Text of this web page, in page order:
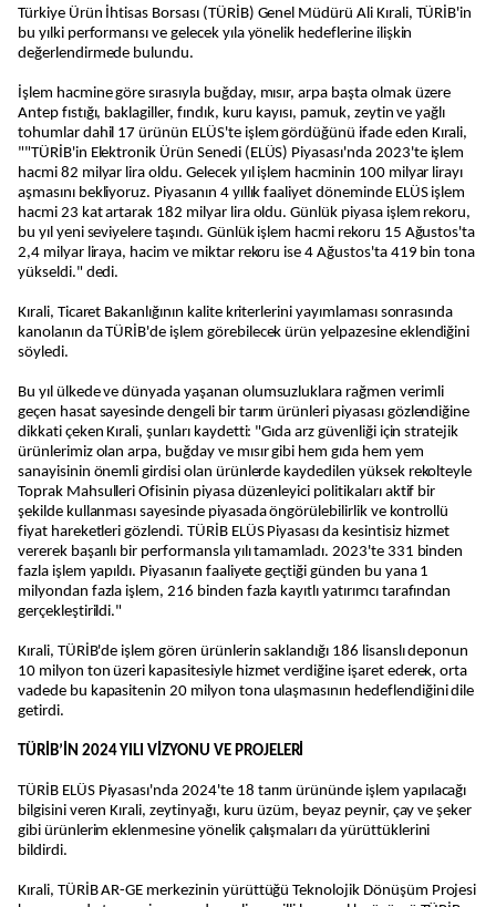
Türkiye Ürün İhtisas Borsası (TÜRİB) Genel Müdürü Ali Kırali, TÜRİB'in
bu yılki performansı ve gelecek yıla yönelik hedeflerine ilişkin
değerlendirmede bulundu.
İşlem hacmine göre sırasıyla buğday, mısır, arpa başta olmak üzere
Antep fıstığı, baklagiller, fındık, kuru kayısı, pamuk, zeytin ve yağlı
tohumlar dahil 17 ürünün ELÜS'te işlem gördüğünü ifade eden Kırali,
""TÜRİB'in Elektronik Ürün Senedi (ELÜS) Piyasası'nda 2023'te işlem
hacmi 82 milyar lira oldu. Gelecek yıl işlem hacminin 100 milyar lirayı
aşmasını bekliyoruz. Piyasanın 4 yıllık faaliyet döneminde ELÜS işlem
hacmi 23 kat artarak 182 milyar lira oldu. Günlük piyasa işlem rekoru,
bu yıl yeni seviyelere taşındı. Günlük işlem hacmi rekoru 15 Ağustos'ta
2,4 milyar liraya, hacim ve miktar rekoru ise 4 Ağustos'ta 419 bin tona
yükseldi." dedi.
Kırali, Ticaret Bakanlığının kalite kriterlerini yayımlaması sonrasında
kanolanın da TÜRİB'de işlem görebilecek ürün yelpazesine eklendiğini
söyledi.
Bu yıl ülkede ve dünyada yaşanan olumsuzluklara rağmen verimli
geçen hasat sayesinde dengeli bir tarım ürünleri piyasası gözlendiğine
dikkati çeken Kırali, şunları kaydetti: "Gıda arz güvenliği için stratejik
ürünlerimiz olan arpa, buğday ve mısır gibi hem gıda hem yem
sanayisinin önemli girdisi olan ürünlerde kaydedilen yüksek rekolteyle
Toprak Mahsulleri Ofisinin piyasa düzenleyici politikaları aktif bir
şekilde kullanması sayesinde piyasada öngörülebilirlik ve kontrollü
fiyat hareketleri gözlendi. TÜRİB ELÜS Piyasası da kesintisiz hizmet
vererek başarılı bir performansla yılı tamamladı. 2023'te 331 binden
fazla işlem yapıldı. Piyasanın faaliyete geçtiği günden bu yana 1
milyondan fazla işlem, 216 binden fazla kayıtlı yatırımcı tarafından
gerçekleştirildi."
Kırali, TÜRİB'de işlem gören ürünlerin saklandığı 186 lisanslı deponun
10 milyon ton üzeri kapasitesiyle hizmet verdiğine işaret ederek, orta
vadede bu kapasitenin 20 milyon tona ulaşmasının hedeflendiğini dile
getirdi.
TÜRİB’İN 2024 YILI VİZYONU VE PROJELERİ
TÜRİB ELÜS Piyasası'nda 2024'te 18 tarım ürününde işlem yapılacağı
bilgisini veren Kırali, zeytinyağı, kuru üzüm, beyaz peynir, çay ve şeker
gibi ürünlerim eklenmesine yönelik çalışmaları da yürüttüklerini
bildirdi.
Kırali, TÜRİB AR-GE merkezinin yürüttüğü Teknolojik Dönüşüm Projesi